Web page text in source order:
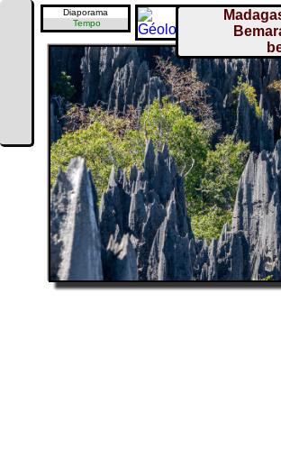
Diaporama
Tempo